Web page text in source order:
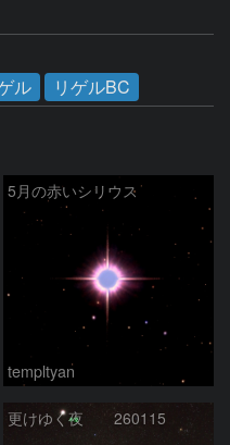
ル リゲルBC
5月の赤いシリウス
templtyan
更けゆく夜 260115